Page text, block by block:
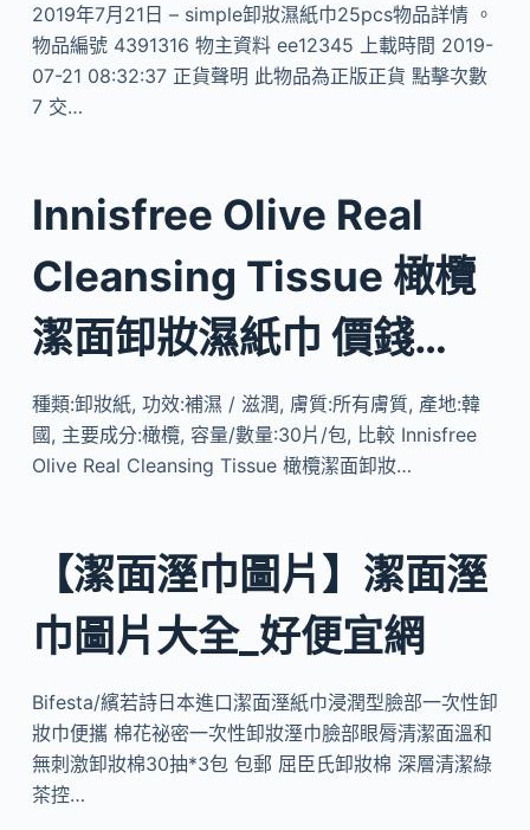
2019年7月21日 – simple卸妝濕紙巾25pcs物品詳情 。
物品編號 4391316 物主資料 ee12345 上載時間 2019-
07-21 08:32:37 正貨聲明 此物品為正版正貨 點擊次數
7 交…
Innisfree Olive Real
Cleansing Tissue 橄欖
潔面卸妝濕紙巾 價錢…
種類:卸妝紙, 功效:補濕 / 滋潤, 膚質:所有膚質, 產地:韓
國, 主要成分:橄欖, 容量/數量:30片/包, 比較 Innisfree
Olive Real Cleansing Tissue 橄欖潔面卸妝…
【潔面溼巾圖片】潔面溼
巾圖片大全_好便宜網
Bifesta/繽若詩日本進口潔面溼紙巾浸潤型臉部一次性卸
妝巾便攜 棉花祕密一次性卸妝溼巾臉部眼脣清潔面溫和
無刺激卸妝棉30抽*3包 包郵 屈臣氏卸妝棉 深層清潔綠
茶控…